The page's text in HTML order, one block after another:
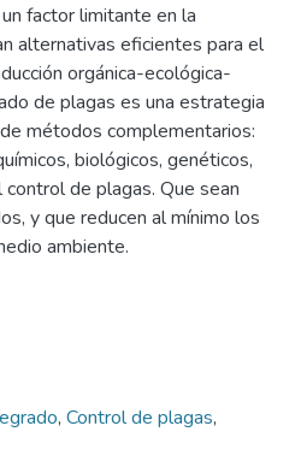
factor limitante en la
alternativas eficientes para el
orgánica-ecológica-
de plagas es una estrategia
métodos complementarios:
biológicos, genéticos,
de plagas. Que sean
y que reducen al mínimo los
ambiente.
, Control de plagas,